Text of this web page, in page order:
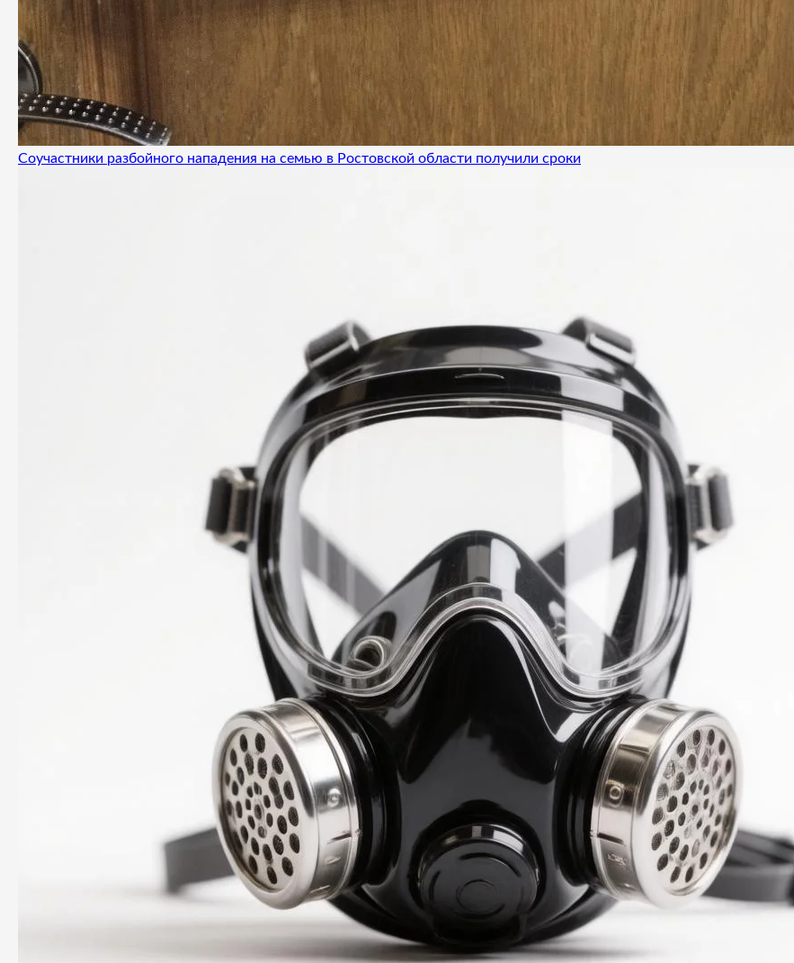
Соучастники разбойного нападения на семью в Ростовской области получили сроки